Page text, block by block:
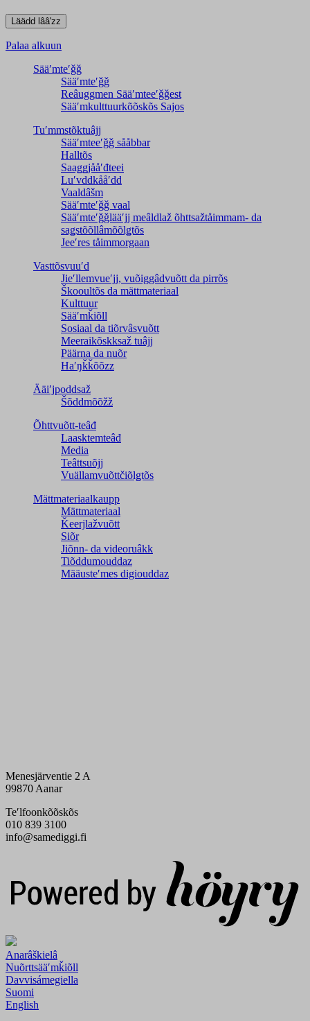
Palaa alkuun
Sääʹmteʹǧǧ
Sääʹmteʹǧǧ
Reâuggmen Sääʹmteeʹǧǧest
Sääʹmkulttuurkõõskõs Sajos
Tuʹmmstõktuâjj
Sääʹmteeʹǧǧ sååbbar
Halltõs
Saaǥǥjååʹđteei
Luʹvddkååʹdd
Vaaldâšm
Sääʹmteʹǧǧ vaal
Sääʹmteʹǧǧlääʹjj meâldlaž õhttsažtåimmam- da
saǥstõõllâmõõlǥtõs
Jeeʹres tåimmorgaan
Vasttõsvuuʹd
Jieʹllemvueʹjj, vuõiggâdvuõtt da pirrõs
Škooultõs da mättmateriaal
Kulttuur
Sääʹmǩiõll
Sosiaal da tiõrvâsvuõtt
Meeraikõskksaž tuâjj
Päärna da nuõr
Haʹŋǩǩõõzz
Ääiʹjpoddsaž
Šõddmõõžž
Õhttvuõtt-teâđ
Laasktemteâđ
Media
Teâttsuõjj
Vuällamvuõttčiõlǥtõs
Mättmateriaalkaupp
Mättmateriaal
Ǩeerjlažvuõtt
Siõr
Jiõnn- da videoruâkk
Tiõddumouddaz
Määusteʹmes digiouddaz
Menesjärventie 2 A
99870 Aanar
Teʹlfoonkõõskõs
010 839 3100
info@samediggi.fi
Anarâškielâ
Nuõrttsääʹmǩiõll
Davvisámegiella
Suomi
English